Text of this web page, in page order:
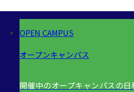
OPEN CAMPUS
オープンキャンパス
開催中のオープキャンパスの